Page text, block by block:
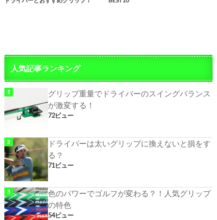
人気記事ランキング
グリップ重量でドライバーのスイングバランス
が激変する！
72ビュー
ドライバーは太いグリップに換えないと損をす
る？
71ビュー
色のパワーでゴルフが変わる？！人気グリップ
の特色
54ビュー